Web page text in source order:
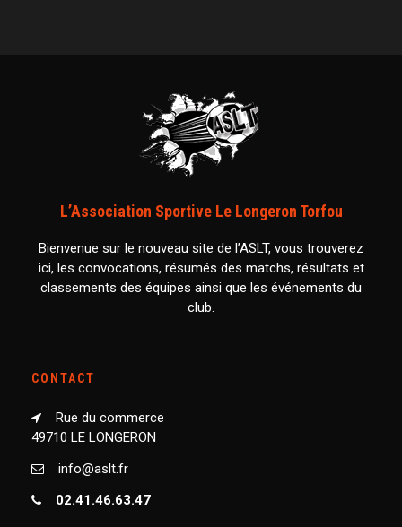
L’Association Sportive Le Longeron Torfou
Bienvenue sur le nouveau site de l’ASLT, vous trouverez
ici, les convocations, résumés des matchs, résultats et
classements des équipes ainsi que les événements du
club.
CONTACT
Rue du commerce
49710 LE LONGERON
info@aslt.fr
02.41.46.63.47